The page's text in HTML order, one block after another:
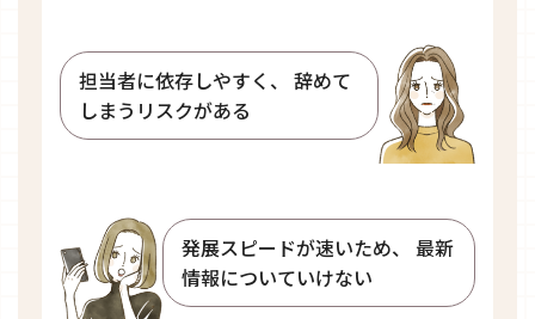
担当者に依存しやすく、 辞めて
しまうリスクがある
発展スピードが速いため、 最新
情報についていけない​